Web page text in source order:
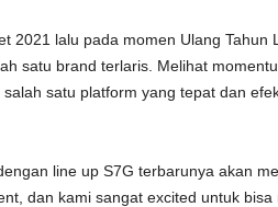
2021 lalu pada momen Ulang
satu brand terlaris. Melihat
satu platform yang tepat dan
line up S7G terbarunya akan
dan kami sangat excited untuk